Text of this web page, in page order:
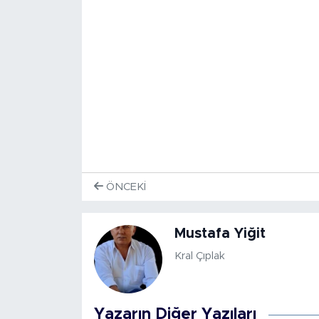
ÖNCEKI
Mustafa Yiğit
Kral Çıplak
Yazarın Diğer Yazıları